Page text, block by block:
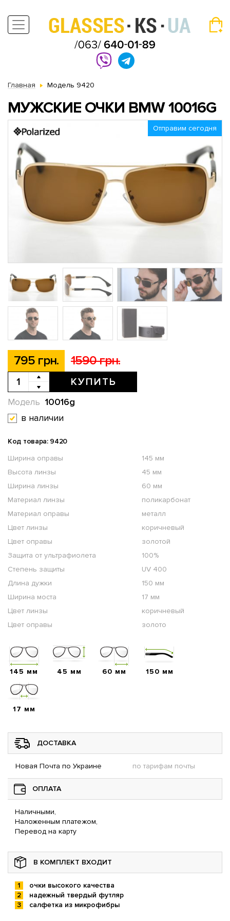
Главная Модель 9420
МУЖСКИЕ ОЧКИ BMW 10016G
Отправим сегодня
795 грн. 1590 грн.
КУПИТЬ
10016g
Модель
в наличии
Код товара: 9420
Ширина оправы
145 мм
Высота линзы
45 мм
Ширина линзы
60 мм
Материал линзы
поликарбонат
Материал оправы
металл
Цвет линзы
коричневый
Цвет оправы
золотой
Защита от ультрафиолета
100%
Степень защиты
UV 400
Длина дужки
150 мм
Ширина моста
17 мм
Цвет линзы
коричневый
Цвет оправы
золото
145 мм 45 мм 60 мм 150 мм
17 мм
ДОСТАВКА
Новая Почта по Украине по тарифам почты
ОПЛАТА
Наличными,
Наложенным платежом,
Перевод на карту
В КОМПЛЕКТ ВХОДИТ
очки высокого качества
надежный твердый футляр
салфетка из микрофибры